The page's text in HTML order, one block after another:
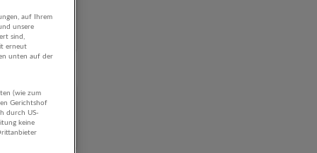
auf Ihrem
unsere
sind,
erneut
unten auf der
(wie zum
Gerichtshof
durch US-
keine